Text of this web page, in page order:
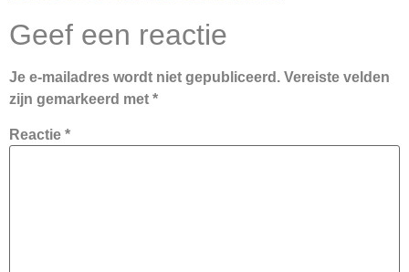
Geef een reactie
Je e-mailadres wordt niet gepubliceerd. Vereiste velden
zijn gemarkeerd met *
Reactie *